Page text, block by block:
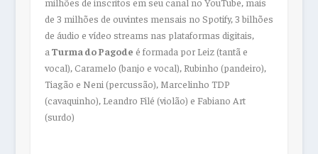
de 3 milhões de ouvintes mensais no Spotify, 3 bilhões
de áudio e vídeo streams nas plataformas digitais,
a Turma do Pagode é formada por Leiz (tantã e
vocal), Caramelo (banjo e vocal), Rubinho (pandeiro),
Tiagão e Neni (percussão), Marcelinho TDP
(cavaquinho), Leandro Filé (violão) e Fabiano Art
(surdo)